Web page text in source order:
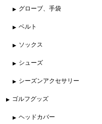
グローブ、手袋
ベルト
ソックス
シューズ
シーズンアクセサリー
ゴルフグッズ
ヘッドカバー